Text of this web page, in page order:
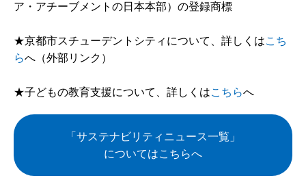
ア・アチーブメントの日本本部）の登録商標
★京都市スチューデントシティについて、詳しくはこち
らへ（外部リンク）
★子どもの教育支援について、詳しくはこちらへ
「サステナビリティニュース一覧」
についてはこちらへ